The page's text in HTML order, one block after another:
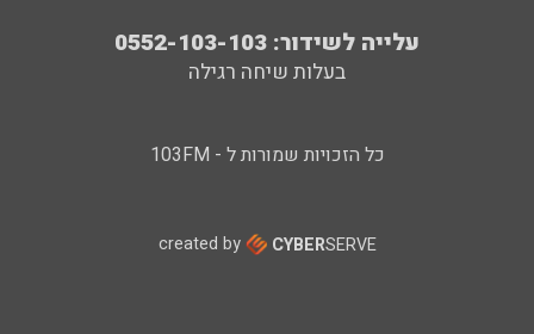
עלייה לשידור: 0552-103-103
בעלות שיחה רגילה
כל הזכויות שמורות ל - 103FM
created by CYBERSERVE